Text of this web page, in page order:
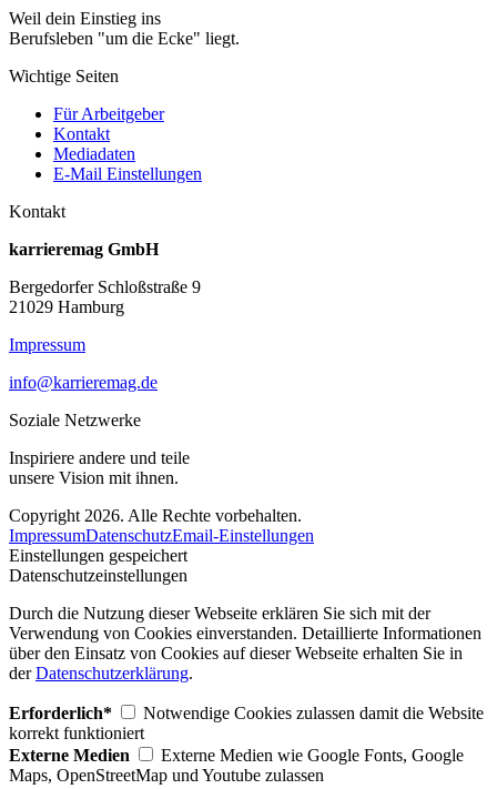
Weil dein Einstieg ins
Berufsleben "um die Ecke" liegt.
Wichtige Seiten
Für Arbeitgeber
Kontakt
Mediadaten
E-Mail Einstellungen
Kontakt
karrieremag GmbH
Bergedorfer Schloßstraße 9
21029 Hamburg
Impressum
info@karrieremag.de
Soziale Netzwerke
Inspiriere andere und teile
unsere Vision mit ihnen.
Copyright 2026. Alle Rechte vorbehalten.
ImpressumDatenschutzEmail-Einstellungen
Einstellungen gespeichert
Datenschutzeinstellungen
Durch die Nutzung dieser Webseite erklären Sie sich mit der
Verwendung von Cookies einverstanden. Detaillierte Informationen
über den Einsatz von Cookies auf dieser Webseite erhalten Sie in
derDatenschutzerklärung.
Erforderlich*
Notwendige Cookies zulassen damit die Website
korrekt funktioniert
Externe Medien
Externe Medien wie Google Fonts, Google
Maps, OpenStreetMap und Youtube zulassen